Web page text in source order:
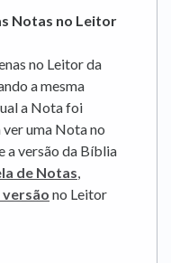
Notas no Leitor
no Leitor da
a mesma
a Nota foi
uma Nota no
a versão da Bíblia
de Notas
versão no Leitor